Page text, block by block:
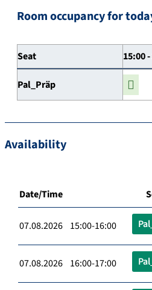
Room occupancy for
Seat 15:00
Pal_Präp
Availability
Date/Time
07.08.2026 15:00-16:00
07.08.2026 16:00-17:00